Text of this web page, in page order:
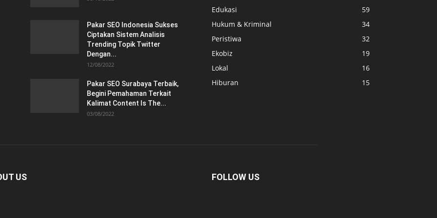
Pakar SEO Indonesia Sukses
Ciptakan Sistem Analisis
Trending Topik Twitter
Dengan...
12/08/2022
Pakar SEO Surabaya Terbaik,
Begini Pemahaman Terkait
Kalimat Content Is The...
03/08/2022
Edukasi
59
Hukum & Kriminal
34
Peristiwa
32
Ekobiz
19
Lokal
16
Hiburan
15
US FOLLOW US